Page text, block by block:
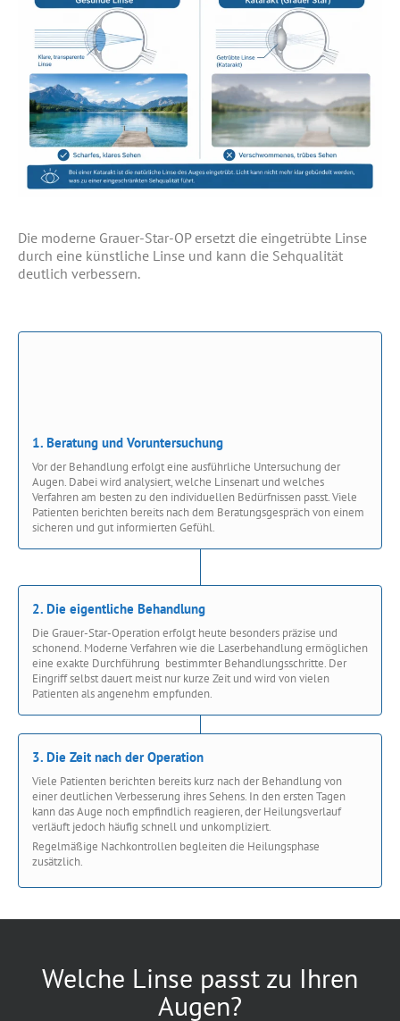
Die moderne Grauer-Star-OP ersetzt die eingetrübte Linse
durch eine künstliche Linse und kann die Sehqualität
deutlich verbessern.
1. Beratung und Voruntersuchung
Vor der Behandlung erfolgt eine ausführliche Untersuchung der
Augen. Dabei wird analysiert, welche Linsenart und welches
Verfahren am besten zu den individuellen Bedürfnissen passt. Viele
Patienten berichten bereits nach dem Beratungsgespräch von einem
sicheren und gut informierten Gefühl.
2. Die eigentliche Behandlung
Die Grauer-Star-Operation erfolgt heute besonders präzise und
schonend. Moderne Verfahren wie die Laserbehandlung ermöglichen
eine exakte Durchführung bestimmter Behandlungsschritte. Der
Eingriff selbst dauert meist nur kurze Zeit und wird von vielen
Patienten als angenehm empfunden.
3. Die Zeit nach der Operation
Viele Patienten berichten bereits kurz nach der Behandlung von
einer deutlichen Verbesserung ihres Sehens. In den ersten Tagen
kann das Auge noch empfindlich reagieren, der Heilungsverlauf
verläuft jedoch häufig schnell und unkompliziert.
Regelmäßige Nachkontrollen begleiten die Heilungsphase
zusätzlich.
Welche Linse passt zu Ihren
Augen?